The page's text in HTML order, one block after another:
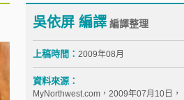
吳依屏 編譯編譯整理
上稿時間： 2009年08月
資料來源：
MyNorthwest.com，2009年07月10日，